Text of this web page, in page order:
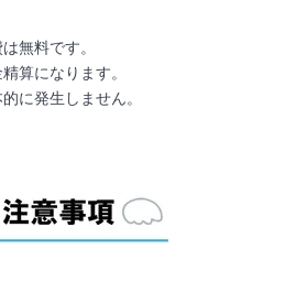
無料です。
算になります。
に発生しません。